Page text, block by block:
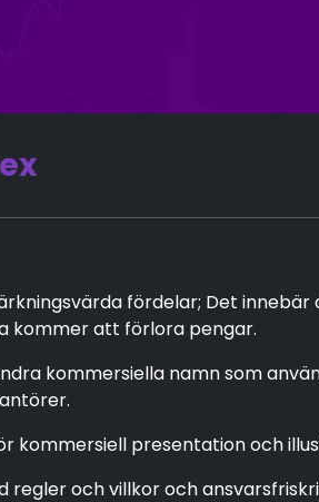
fördelar; Det
kommer att förlora pengar.
kommersiella namn som
kommersiell presentation och
regler och villkor och